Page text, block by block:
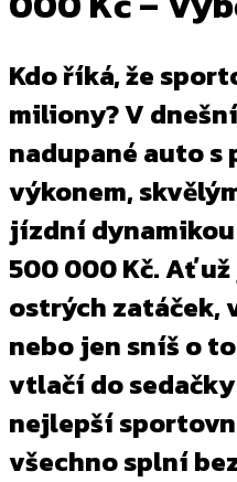
Kdo říká, že
miliony? V
nadupané auto s
výkonem,
jízdní
500 000 Kč. Ať
ostrých zatáček,
nebo jen sníš o
vtlačí do
nejlepší
všechno splní